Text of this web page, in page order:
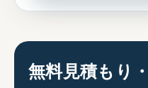
無料見積もり